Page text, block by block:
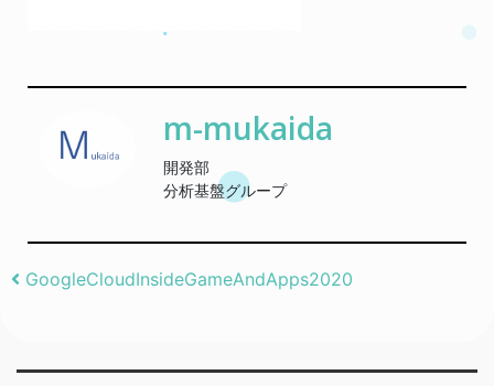
m-mukaida
開発部
分析基盤グループ
Post navigation
GoogleCloudInsideGameAndApps2020